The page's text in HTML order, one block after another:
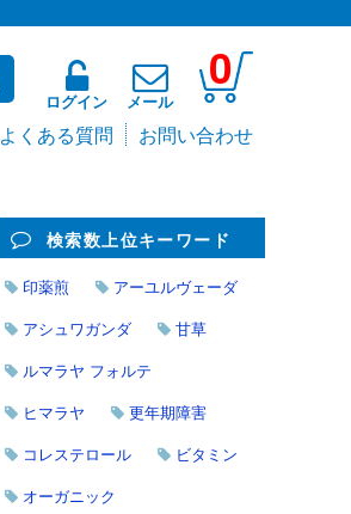
ログイン メール
0
よくある質問 お問い合わせ
検索数上位キーワード
印薬煎
アーユルヴェーダ
アシュワガンダ
甘草
ルマラヤ フォルテ
ヒマラヤ
更年期障害
コレステロール
ビタミン
オーガニック